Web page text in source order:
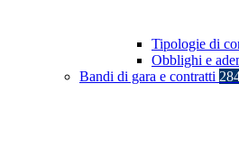
Tipologie di
Obblighi e
Bandi di gara e contratti